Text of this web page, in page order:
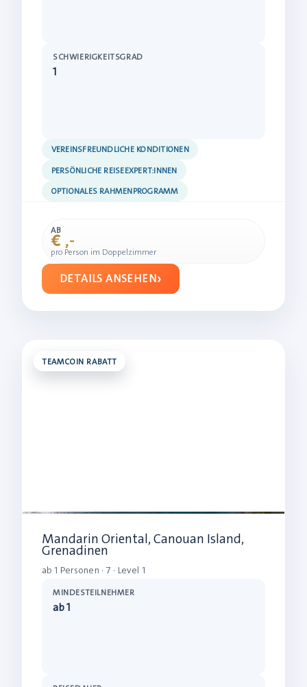
SCHWIERIGKEITSGRAD
1
VEREINSFREUNDLICHE KONDITIONEN
PERSÖNLICHE REISEEXPERT:INNEN
OPTIONALES RAHMENPROGRAMM
AB
€ ,-
pro Person im Doppelzimmer
DETAILS ANSEHEN
TEAMCOIN RABATT
Mandarin Oriental, Canouan Island,
Grenadinen
ab 1 Personen · 7 · Level 1
MINDESTEILNEHMER
ab 1